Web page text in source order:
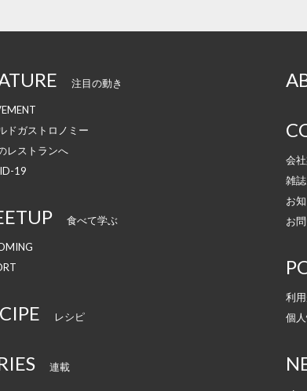
注目の動き
ドガストロノミー
レストランへ
19
食べて学ぶ
レシピ
連載
会
雑誌
お
お
利
個